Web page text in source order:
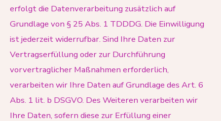
erfolgt die Datenverarbeitung zusätzlich auf
Grundlage von § 25 Abs. 1 TDDDG. Die Einwilligung
ist jederzeit widerrufbar. Sind Ihre Daten zur
Vertragserfüllung oder zur Durchführung
vorvertraglicher Maßnahmen erforderlich,
verarbeiten wir Ihre Daten auf Grundlage des Art. 6
Abs. 1 lit. b DSGVO. Des Weiteren verarbeiten wir
Ihre Daten, sofern diese zur Erfüllung einer